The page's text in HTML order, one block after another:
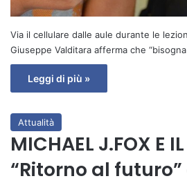
Via il cellulare dalle aule durante le
Giuseppe Valditara afferma che
Leggi di più »
Attualità
MICHAEL J.FOX E
“Ritorno al